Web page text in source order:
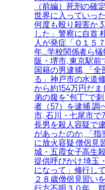
（前編）死刑の確
世界に入っていっ
何度も殴り殺害か
した」警察に自首
人が発症「Ｏ１５
年…学校関係者ら
阪・堺市, 東京駅
国籍の男逮捕, 「
る」神戸市の水道
から約154万円だ
弟の腹を“包丁”で
者（57）を逮捕 調
市, 石川・七尾市
長男を殺人容疑で
があったのか, 「
に放火容疑 僧侶見
城・五霞女子高生
提供呼びかけ 埼玉
になって」修行し
２８歳僧侶見習い